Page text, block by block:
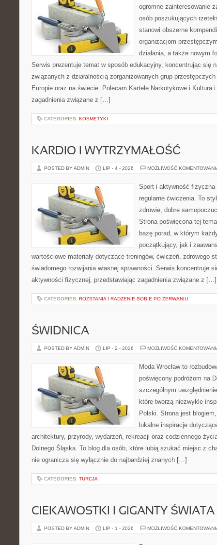
ogromne zainteresowanie
osób poszukujących
stanowi obszerne
organizacjom
działania, a także nowym
Serwis prezentuje temat w sposób edukacyjny, koncentrując się
związanych z działalnością zorganizowanych grup
Europie oraz na świecie. Polecam Kartele Narkotykowe i Kultura
zagadnienia związane z […]
CATEGORIES: KOSMETYKI
KARDIO I WYTRZYMAŁOŚĆ
POSTED BY ADMIN LIP - 4 - 2026 MOŻLIWOŚĆ
Sport i aktywność
regularne ćwiczenia. To
zdrowie, dobre
Strona poświęcona tej
bazę porad, w którym
początkujący, jak i
wartościowe materiały dotyczące treningów, ćwiczeń, zdrowego
świadomego rozwijania własnej sprawności. Serwis koncentruje
aktywności fizycznej, przedstawiając zagadnienia związane z […]
CATEGORIES: ROZSTANIA I RADZENIE SOBIE PO ZERWANIU
ŚWIDNICA
POSTED BY ADMIN LIP - 2 - 2026 MOŻLIWOŚĆ
Moda Wrocław to
poświęcony podróżom na
szczególnym
które tworzą niezwykle
Polski. Strona jest
lokalne inspiracje
architektury, przyrody, wydarzeń, rekreacji oraz codziennego
Dolnego Śląska. To blog dla osób, które lubią szukać miejsc z
nie ogranicza się wyłącznie do najbardziej znanych […]
CATEGORIES: TURCJA
CIEKAWOSTKI I GIGANTY ŚWIATA
POSTED BY ADMIN LIP - 1 - 2026 MOŻLIWOŚĆ